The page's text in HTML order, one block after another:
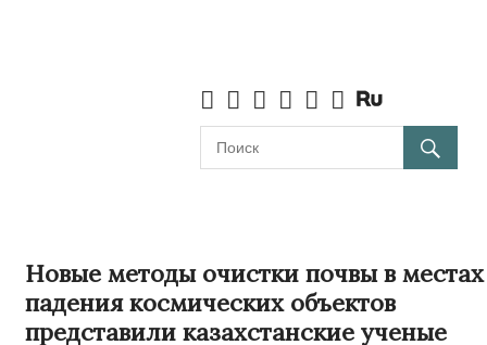
Новые методы очистки почвы в местах
падения космических объектов
представили казахстанские ученые